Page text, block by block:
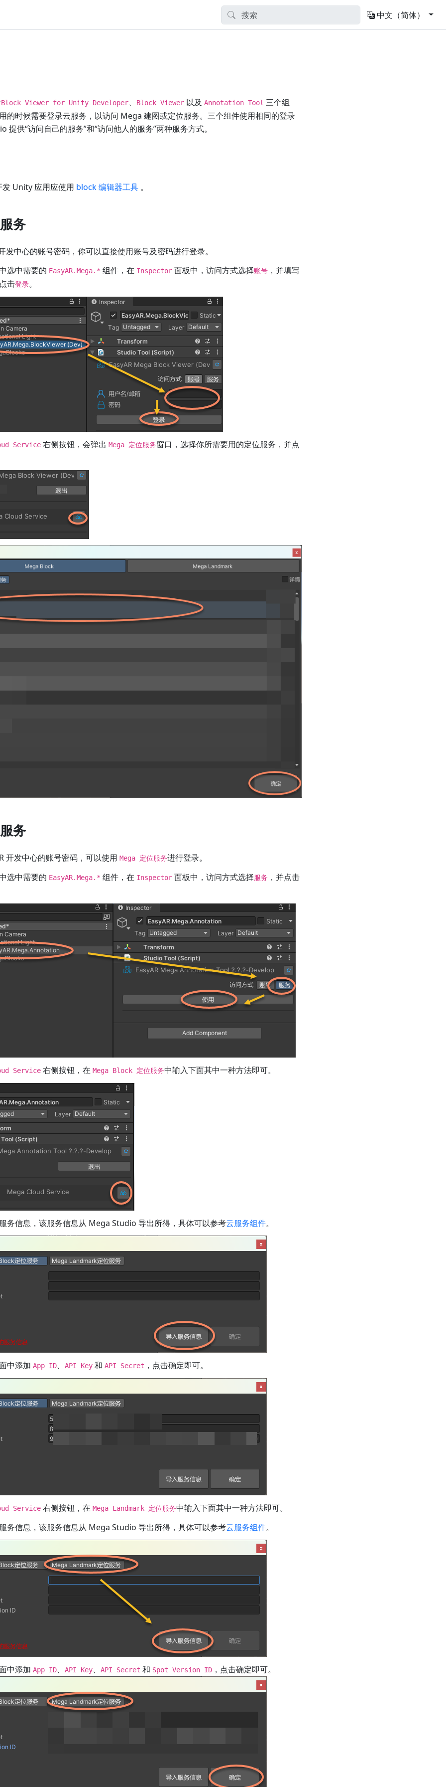
中文（简体）
Block Viewer for Unity Developer、 Block Viewer以及 Annotation Tool 三个组
的时候需要登录云服务，以访问 Mega 建图或定位服务。三个组件使用相同的登录
提供“访问自己的服务”和“访问他人的服务”两种服务方式。
Unity 应用应使用 block 编辑器工具。
务
发中心的账号密码，你可以直接使用账号及密码进行登录。
选中需要的 EasyAR.Mega.* 组件，在 Inspector面板中，访问方式选择账号，并填写
击登录。
Service右侧按钮，会弹出 Mega 定位服务窗口，选择你所需要用的定位服务，并点
务
开发中心的账号密码，可以使用 Mega 定位服务进行登录。
选中需要的 EasyAR.Mega.* 组件，在 Inspector面板中，访问方式选择服务 ，并点击
Service右侧按钮，在 Mega Block 定位服务中输入下面其中一种方法即可。
务信息，该服务信息从 Mega Studio 导出所得，具体可以参考云服务组件。
中添加 App ID、 API Key和 API Secret ，点击确定即可。
Service右侧按钮，在 Mega Landmark 定位服务中输入下面其中一种方法即可。
务信息，该服务信息从 Mega Studio 导出所得，具体可以参考云服务组件。
中添加 App ID、 API Key、 API Secret 和 Spot Version ID，点击确定即可。